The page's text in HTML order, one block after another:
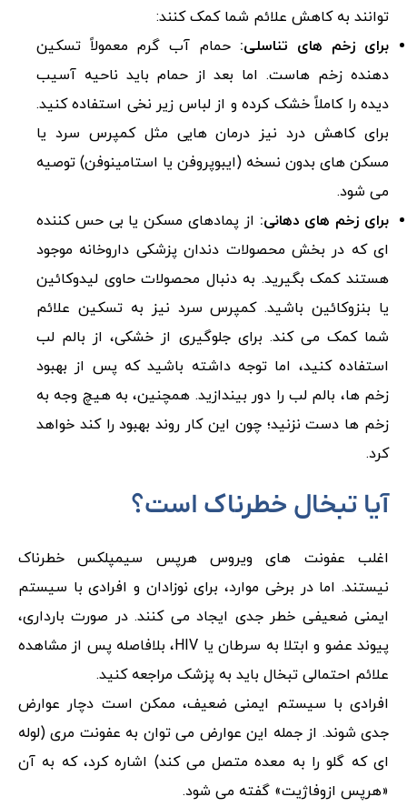
‌توانند به کاهش علائم شما کمک کنند:
برای زخم ‌های تناسلی: حمام آب گرم معمولاً تسکین
دهنده زخم هاست. اما بعد از حمام باید ناحیه آسیب
دیده را کاملاً خشک کرده و از لباس زیر نخی استفاده کنید.
برای کاهش درد نیز درمان هایی مثل کمپرس سرد یا
مسکن ‌های بدون نسخه (ایبوپروفن یا استامینوفن) توصیه
می شود.
برای زخم ‌های دهانی: از پمادهای مسکن یا بی حس کننده
ای که در بخش محصولات دندان ‌پزشکی داروخانه موجود
هستند کمک بگیرید. به دنبال محصولات حاوی لیدوکائین
یا بنزوکائین باشید. کمپرس سرد نیز به تسکین علائم
شما کمک می کند. برای جلوگیری از خشکی، از بالم لب
استفاده کنید، اما توجه داشته باشید که پس از بهبود
زخم ‌ها، بالم لب را دور بیندازید. همچنین، به هیچ وجه به
زخم ‌ها دست نزنید؛ چون این کار روند بهبود را کند خواهد
کرد.
آیا تبخال خطرناک است؟
اغلب عفونت‌ های ویروس هرپس سیمپلکس خطرناک
نیستند. اما در برخی موارد، برای نوزادان و افرادی با سیستم
ایمنی ضعیفی خطر جدی ایجاد می کنند. در صورت بارداری،
پیوند عضو و ابتلا به سرطان یا HIV، بلافاصله پس از مشاهده
علائم احتمالی تبخال باید به پزشک مراجعه کنید.
افرادی با سیستم ایمنی ضعیف، ممکن است دچار عوارض
جدی شوند. از جمله این عوارض می توان به عفونت مری (لوله
‌ای که گلو را به معده متصل می‌ کند) اشاره کرد، که به آن
«هرپس ازوفاژیت» گفته می ‌شود.